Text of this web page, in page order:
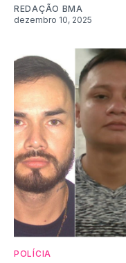
REDAÇÃO BMA
dezembro 10, 2025
POLÍCIA